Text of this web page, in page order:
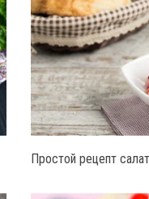
Простой рецепт